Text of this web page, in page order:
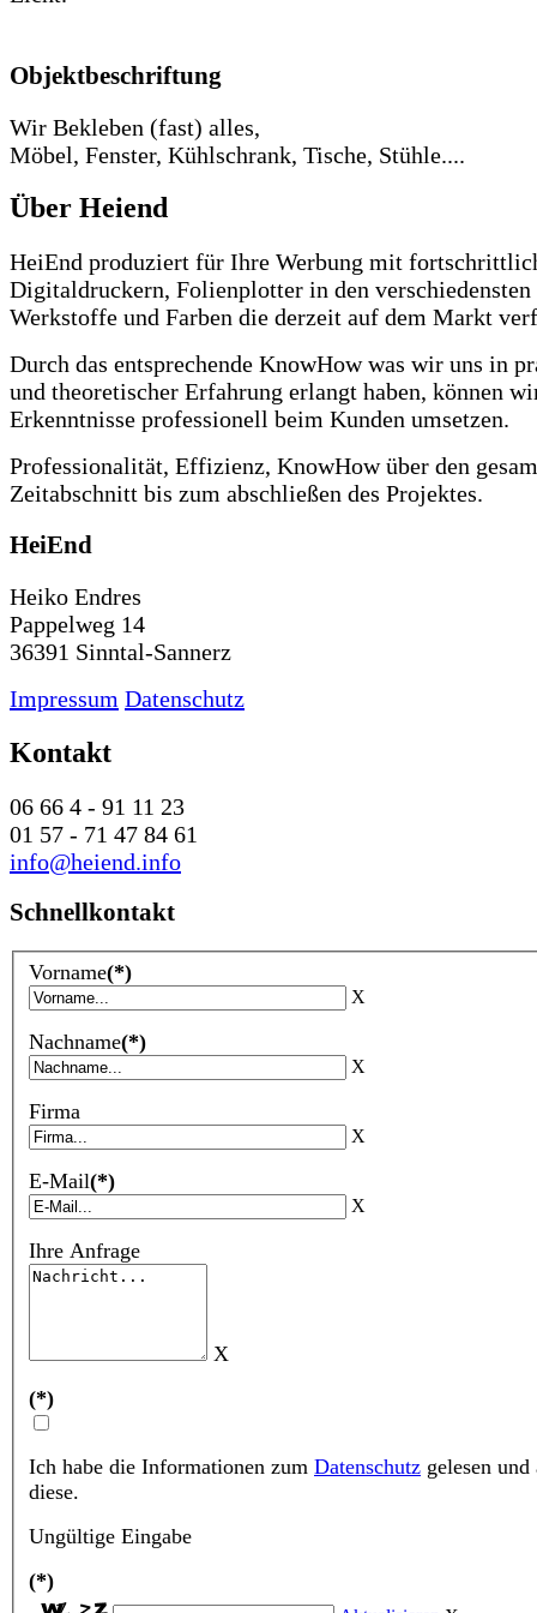
Objektbeschriftung
Wir Bekleben (fast) alles,
Möbel, Fenster, Kühlschrank, Tische, Stühle....
Über Heiend
HeiEnd produziert für Ihre Werbung mit
Digitaldruckern, Folienplotter in den verschiedensten
Werkstoffe und Farben die derzeit auf dem Markt
Durch das entsprechende KnowHow was wir uns in
und theoretischer Erfahrung erlangt haben, können
Erkenntnisse professionell beim Kunden umsetzen.
Professionalität, Effizienz, KnowHow über den
Zeitabschnitt bis zum abschließen des Projektes.
HeiEnd
Heiko Endres
Pappelweg 14
36391 Sinntal-Sannerz
Impressum Datenschutz
Kontakt
06 66 4 - 91 11 23
01 57 - 71 47 84 61
info@heiend.info
Schnellkontakt
Vorname(*)
X
Nachname(*)
X
Firma
X
E-Mail(*)
X
Ihre Anfrage
X
(*)
Ich habe die Informationen zum Datenschutz gelesen
diese.
Ungültige Eingabe
(*)